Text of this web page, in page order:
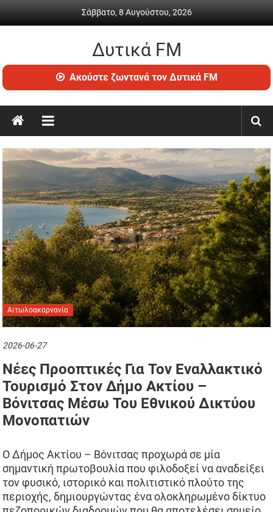
Σάββατο, 8 Αυγούστου, 2026
Δυτικά FM
Ραδιόφωνο
•
ενημέρωση
Ακούστε ζωντανά τον Δυτικά FM
Αιτωλοακαρνανία
2026-06-27
Νέες Προοπτικές Για Τον Εναλλακτικό
Τουρισμό Στον Δήμο Ακτίου –
Βόνιτσας Μέσω Του Εθνικού Δικτύου
Μονοπατιών
Ο Δήμος Ακτίου – Βόνιτσας προχωρά σε μία
σημαντική πρωτοβουλία που φιλοδοξεί να αναδείξει
τον φυσικό, ιστορικό και πολιτιστικό πλούτο της
περιοχής, δημιουργώντας ένα ολοκληρωμένο δίκτυο